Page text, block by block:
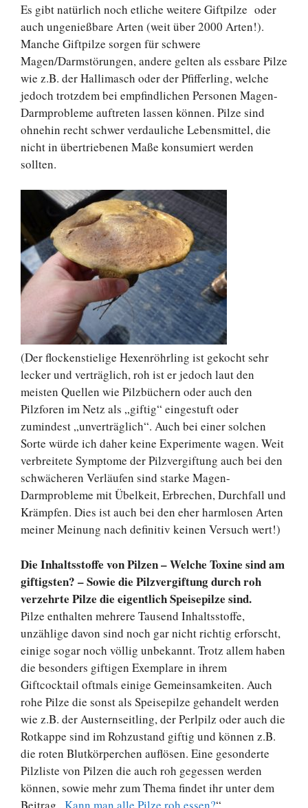
Es gibt natürlich noch etliche weitere Giftpilze oder
auch ungenießbare Arten (weit über 2000 Arten!).
Manche Giftpilze sorgen für schwere
Magen/Darmstörungen, andere gelten als essbare Pilze
wie z.B. der Hallimasch oder der Pfifferling, welche
jedoch trotzdem bei empfindlichen Personen Magen-
Darmprobleme auftreten lassen können. Pilze sind
ohnehin recht schwer verdauliche Lebensmittel, die
nicht in übertriebenen Maße konsumiert werden
sollten.
(Der flockenstielige Hexenröhrling ist gekocht sehr
lecker und verträglich, roh ist er jedoch laut den
meisten Quellen wie Pilzbüchern oder auch den
Pilzforen im Netz als „giftig“ eingestuft oder
zumindest „unverträglich“. Auch bei einer solchen
Sorte würde ich daher keine Experimente wagen. Weit
verbreitete Symptome der Pilzvergiftung auch bei den
schwächeren Verläufen sind starke Magen-
Darmprobleme mit Übelkeit, Erbrechen, Durchfall und
Krämpfen. Dies ist auch bei den eher harmlosen Arten
meiner Meinung nach definitiv keinen Versuch wert!)
Die Inhaltsstoffe von Pilzen – Welche Toxine sind am
giftigsten? – Sowie die Pilzvergiftung durch roh
verzehrte Pilze die eigentlich Speisepilze sind.
Pilze enthalten mehrere Tausend Inhaltsstoffe,
unzählige davon sind noch gar nicht richtig erforscht,
einige sogar noch völlig unbekannt. Trotz allem haben
die besonders giftigen Exemplare in ihrem
Giftcocktail oftmals einige Gemeinsamkeiten. Auch
rohe Pilze die sonst als Speisepilze gehandelt werden
wie z.B. der Austernseitling, der Perlpilz oder auch die
Rotkappe sind im Rohzustand giftig und können z.B.
die roten Blutkörperchen auflösen. Eine gesonderte
Pilzliste von Pilzen die auch roh gegessen werden
können, sowie mehr zum Thema findet ihr unter dem
Beitrag „Kann man alle Pilze roh essen?“